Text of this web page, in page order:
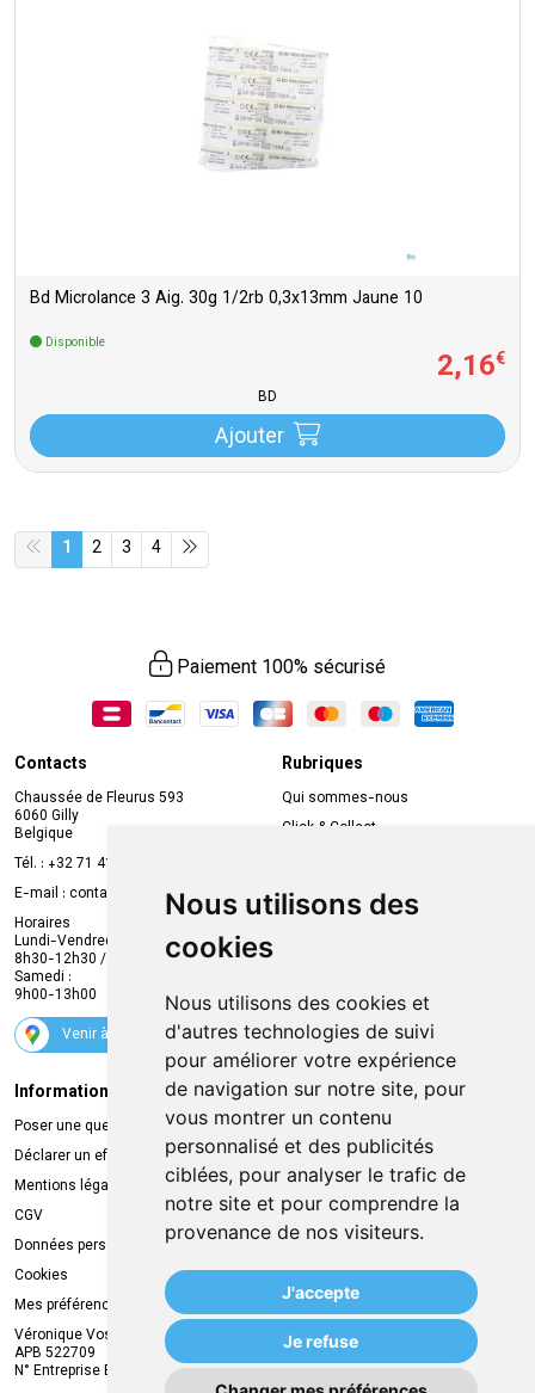
Nous utilisons des
cookies
Nous utilisons des cookies et
d'autres technologies de suivi
pour améliorer votre expérience
de navigation sur notre site, pour
vous montrer un contenu
personnalisé et des publicités
ciblées, pour analyser le trafic de
notre site et pour comprendre la
provenance de nos visiteurs.
J'accepte
Je refuse
Bd Microlance 3 Aig. 30g 1/2rb 0,3x13mm Jaune 10
Disponible
2,16€
BD
Ajouter
1 2 3 4
Paiement 100% sécurisé
Contacts
Chaussée de Fleurus 593
6060 Gilly
Belgique
Tél. : +32 71 41 32 10
E-mail : contact
mvapharma.be
Horaires
Lundi-Vendredi :
8h30-12h30 / 13h30-18h30
Samedi :
9h00-13h00
Venir à la pharmacie
Rubriques
Qui sommes-nous
Click & Collect
Compte professionnel
Envoi d’ordonnance
Suivez-nous
Informations légales
Poser une question
Déclarer un effet indésirable
Mentions légales
CGV
Données personnelles
Cookies
Mes préférences Cookies
Véronique Vos
APB 522709
N° Entreprise BE0749.944.612
Livraison
Retrait à la pharmacie
Livraison chez vous
Livraison dans un Point Relais